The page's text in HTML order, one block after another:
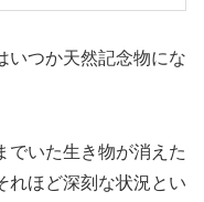
いつか天然記念物にな
でいた生き物が消えた
れほど深刻な状況とい